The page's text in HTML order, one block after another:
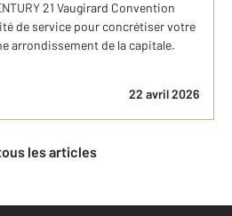
21 Vaugirard Convention
de service pour concrétiser votre
arrondissement de la capitale.
22 avril 2026
tous les articles